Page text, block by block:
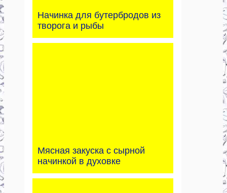
Начинка для бутербродов из
творога и рыбы
Мясная закуска с сырной
начинкой в духовке